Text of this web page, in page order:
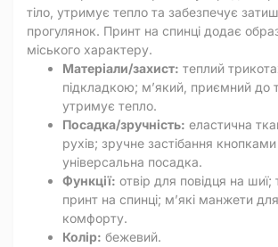
тіло, утримує тепло та забезпечує
прогулянок. Принт на спинці додає
міського характеру.
Матеріали/захист: теплий
підкладкою; м’який, приємний до
утримує тепло.
Посадка/зручність: еластична
рухів; зручне застібання
універсальна посадка.
Функції: отвір для повідця на шиї;
принт на спинці; м’які манжети
комфорту.
Колір: бежевий.